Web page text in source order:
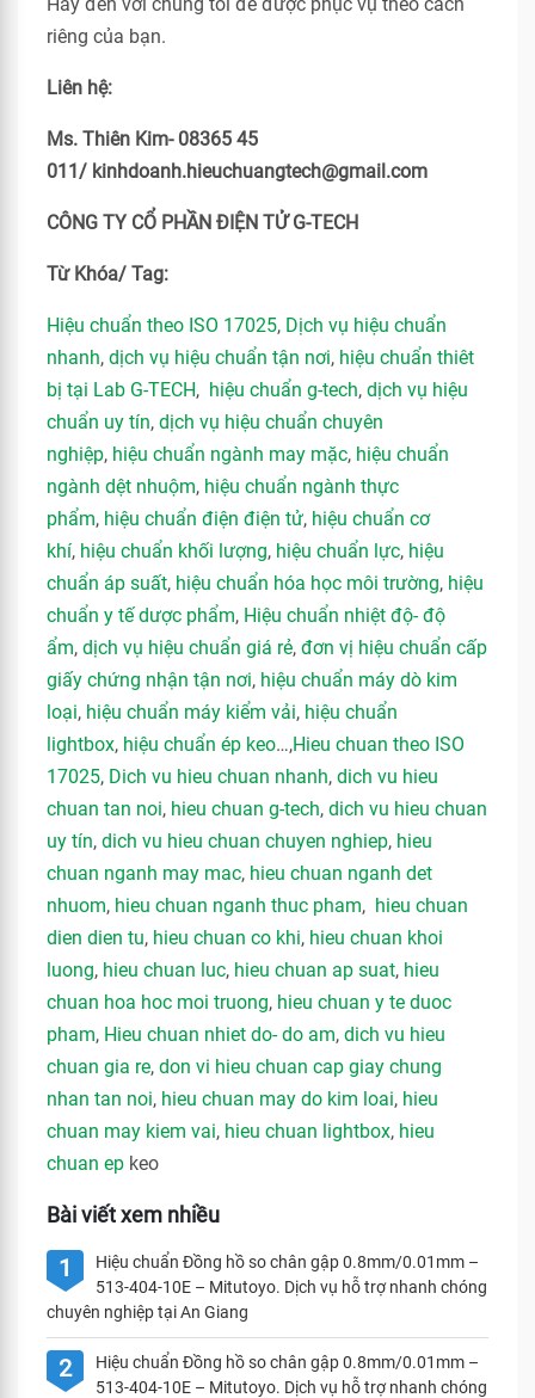
riêng của bạn.
Liên hệ:
Ms. Thiên Kim- 08365 45
011/ kinhdoanh.hieuchuangtech@gmail.com
CÔNG TY CỔ PHẦN ĐIỆN TỬ G-TECH
Từ Khóa/ Tag:
Hiệu chuẩn theo ISO 17025, Dịch vụ hiệu chuẩn
nhanh, dịch vụ hiệu chuẩn tận nơi, hiệu chuẩn thiêt
bị tại Lab G-TECH, hiệu chuẩn g-tech, dịch vụ hiệu
chuẩn uy tín, dịch vụ hiệu chuẩn chuyên
nghiệp, hiệu chuẩn ngành may mặc, hiệu chuẩn
ngành dệt nhuộm, hiệu chuẩn ngành thực
phẩm, hiệu chuẩn điện điện tử, hiệu chuẩn cơ
khí, hiệu chuẩn khối lượng, hiệu chuẩn lực, hiệu
chuẩn áp suất, hiệu chuẩn hóa học môi trường, hiệu
chuẩn y tế dược phẩm, Hiệu chuẩn nhiệt độ- độ
ẩm, dịch vụ hiệu chuẩn giá rẻ, đơn vị hiệu chuẩn cấp
giấy chứng nhận tận nơi, hiệu chuẩn máy dò kim
loại, hiệu chuẩn máy kiểm vải, hiệu chuẩn
lightbox, hiệu chuẩn ép keo…,Hieu chuan theo ISO
17025, Dich vu hieu chuan nhanh, dich vu hieu
chuan tan noi, hieu chuan g-tech, dich vu hieu chuan
uy tín, dich vu hieu chuan chuyen nghiep, hieu
chuan nganh may mac, hieu chuan nganh det
nhuom, hieu chuan nganh thuc pham, hieu chuan
dien dien tu, hieu chuan co khi, hieu chuan khoi
luong, hieu chuan luc, hieu chuan ap suat, hieu
chuan hoa hoc moi truong, hieu chuan y te duoc
pham, Hieu chuan nhiet do- do am, dich vu hieu
chuan gia re, don vi hieu chuan cap giay chung
nhan tan noi, hieu chuan may do kim loai, hieu
chuan may kiem vai, hieu chuan lightbox, hieu
chuan ep keo
Bài viết xem nhiều
1
Hiệu chuẩn Đồng hồ so chân gập 0.8mm/0.01mm –
513-404-10E – Mitutoyo. Dịch vụ hỗ trợ nhanh chóng
chuyên nghiệp tại An Giang
2
Hiệu chuẩn Đồng hồ so chân gập 0.8mm/0.01mm –
513-404-10E – Mitutoyo. Dịch vụ hỗ trợ nhanh chóng